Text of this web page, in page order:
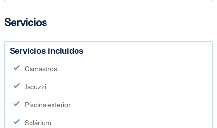
Servicios
Servicios incluidos
Camastros
Jacuzzi
Piscina exterior
Solárium